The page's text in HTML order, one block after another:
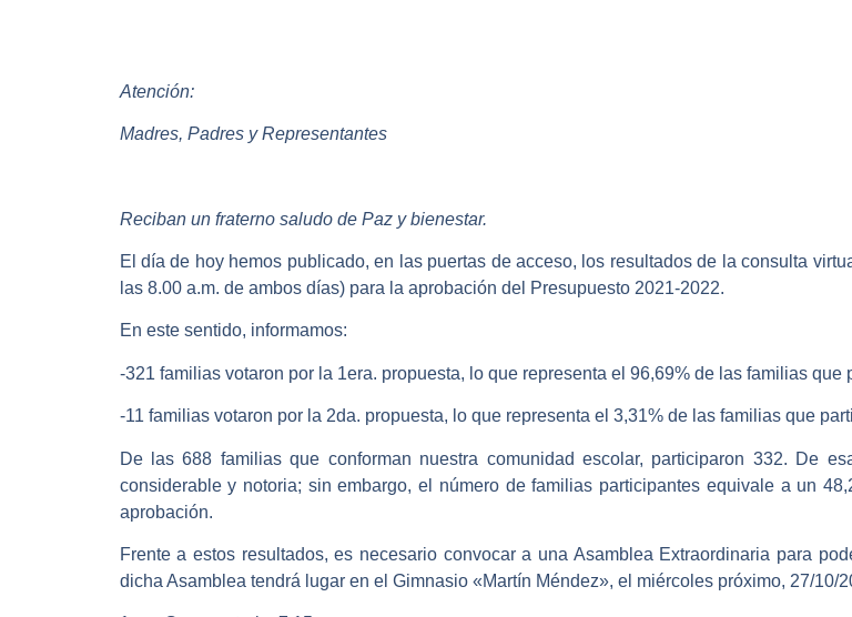
Atención:
Madres, Padres y Representantes
Reciban un fraterno saludo de Paz y bienestar.
El día de hoy hemos publicado, en las puertas de acceso, los resultados de la consulta
las 8.00 a.m. de ambos días) para la aprobación del Presupuesto 2021-2022.
En este sentido, informamos:
-321 familias votaron por la 1era. propuesta, lo que representa el 96,69% de las familias que
-11 familias votaron por la 2da. propuesta, lo que representa el 3,31% de las familias que
De las 688 familias que conforman nuestra comunidad escolar, participaron 332. De
considerable y notoria; sin embargo, el número de familias participantes equivale a un
aprobación.
Frente a estos resultados, es necesario convocar a una Asamblea Extraordinaria para
dicha Asamblea tendrá lugar en el Gimnasio «Martín Méndez», el miércoles próximo, 27/10/